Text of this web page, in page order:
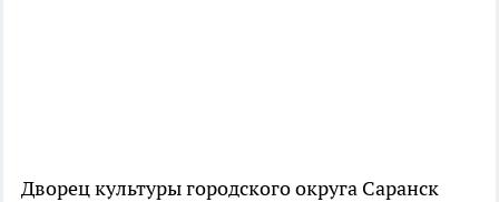
Дворец культуры городского округа Саранск